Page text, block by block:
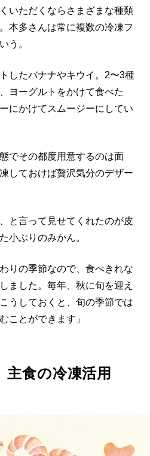
いただくならさまざまな種類
本多さんは常に複数の冷凍フ
う。
したバナナやキウイ。2〜3種
ヨーグルトをかけて食べた
にかけてスムージーにしてい
でその都度用意するのは面
しておけば贅沢気分のデザー
と言って見せてくれたのが皮
小ぶりのみかん。
りの季節なので、食べきれな
ました。毎年、秋に旬を迎え
うしておくと、旬の季節では
ことができます」
食の冷凍活用